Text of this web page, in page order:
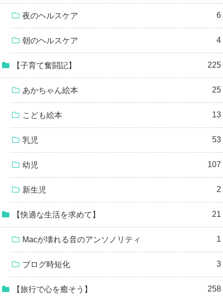
夜のヘルスケア 6
朝のヘルスケア 4
【子育て奮闘記】 225
あかちゃん絵本 25
こども絵本 13
乳児 53
幼児 107
新生児 2
【快適な生活を求めて】 21
Macが壊れる音のアンソノリティ 1
ブログ時短化 3
【旅行で心を癒そう】 258